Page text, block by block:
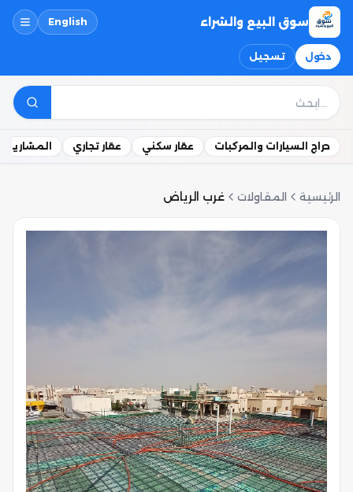
English سوق البيع والشراء
دخول تسجيل
حراج السيارات والمركبات عقار سكني عقار تجاري المشاريع
الرئيسية المقاولات غرب الرياض